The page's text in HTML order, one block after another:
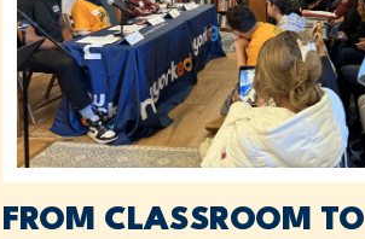
FROM CLASSROOM TO